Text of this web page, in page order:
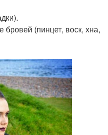
(пинцет, воск, хна,